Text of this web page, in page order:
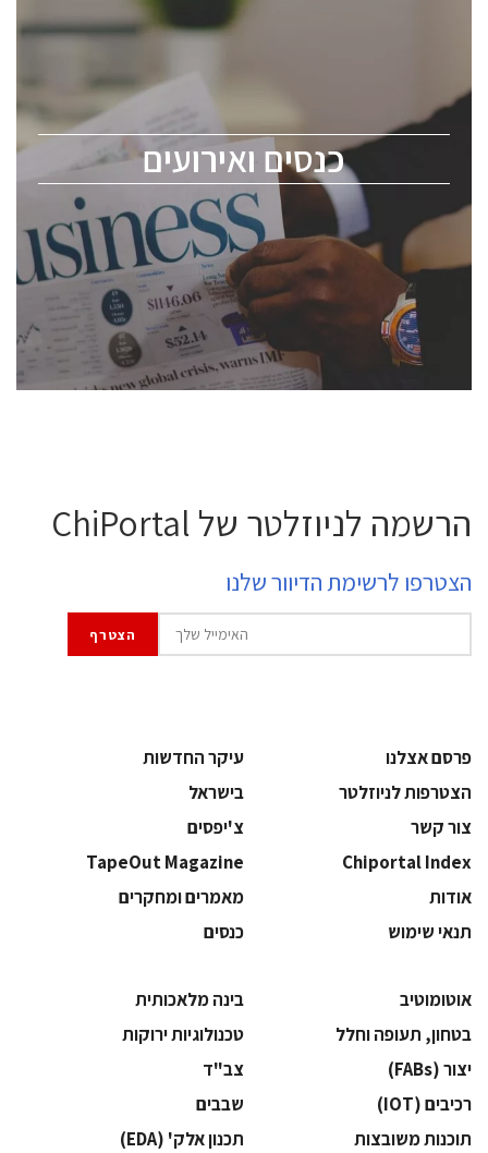
כנסים ואירועים
לכל העוסקים בתעשיית הסמיקונדקטור כולל מהנדסים,
ChipEx2026 will be held on May 12-13, 2026. The
conference is intended for everyone involved in the
semiconductor industry, including engineers,
professional experts, and senior executives.
לחץ לפרטים
הרשמה לניוזלטר של ChiPortal
הצטרפו לרשימת הדיוור שלנו
פרסם אצלנו
עיקר החדשות
הצטרפות לניוזלטר
בישראל
צור קשר
צ'יפסים
Chiportal Index
TapeOut Magazine
אודות
מאמרים ומחקרים
תנאי שימוש
כנסים
אוטומוטיב
בינה מלאכותית
בטחון, תעופה וחלל
‫טכנולוגיות ירוקות‬
‫יצור (‪(FABs‬‬
‫צב"ד‬
‫רכיבים‬ (IOT)
‫שבבים‬
‫תוכנות משובצות‬
‫תכנון אלק' (‪(EDA‬‬